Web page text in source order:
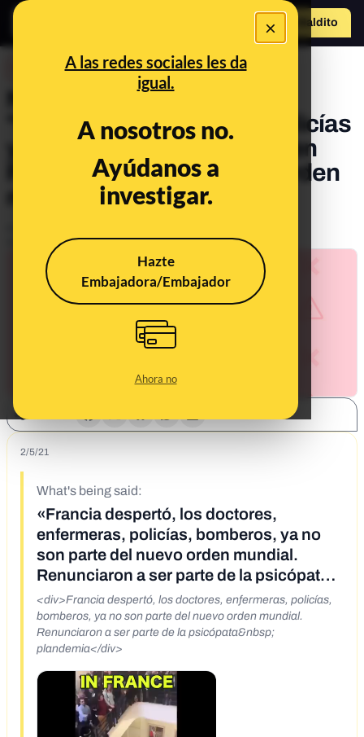
×
A las redes sociales les da
igual.
A nosotros no.
Ayúdanos a
investigar.
Hazte
Embajadora/Embajador
Ahora no
Hazte Maldito
No, este vídeo no es de
"doctores, enfermeras, policías
y bomberos" protestando en
Francia contra el "nuevo orden
mundial" y la "plandemia"
Actualizado elMar 1, 2021, 8:16:00 AM
2/5/21
What's being said:
«Francia despertó, los doctores,
enfermeras, policías, bomberos, ya no
son parte del nuevo orden mundial.
Renunciaron a ser parte de la psicópata
plandemia»
<div>Francia despertó, los doctores, enfermeras, policías,
bomberos, ya no son parte del nuevo orden mundial.
Renunciaron a ser parte de la psicópata&nbsp;
plandemia</div>